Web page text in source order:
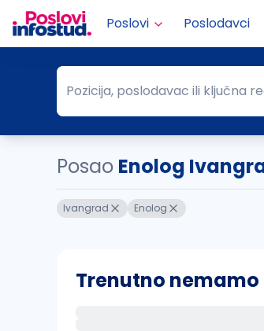
Poslovi Poslodavci
Pozicija, poslodavac ili ključna reč
Pozicija, poslodavac ili ključna
Posao Enolog
Ivangrad Enolog
Trenutno